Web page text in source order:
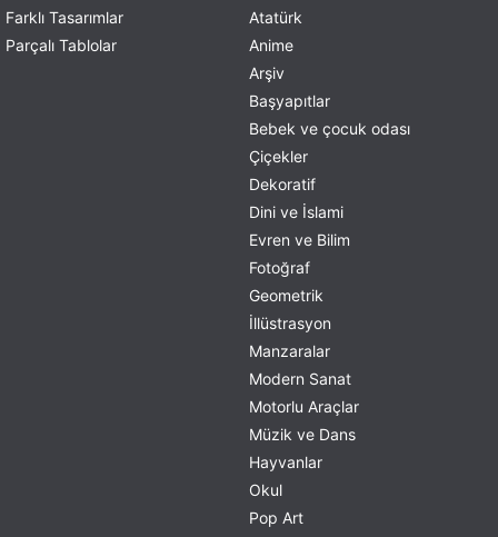
Farklı Tasarımlar
Parçalı Tablolar
Atatürk
Anime
Arşiv
Başyapıtlar
Bebek ve çocuk odası
Çiçekler
Dekoratif
Dini ve İslami
Evren ve Bilim
Fotoğraf
Geometrik
İllüstrasyon
Manzaralar
Modern Sanat
Motorlu Araçlar
Müzik ve Dans
Hayvanlar
Okul
Pop Art